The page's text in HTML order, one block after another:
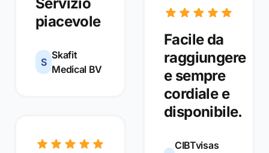
piacevole
S
Skafit
Medical BV
Facile da
raggiungere
e sempre
cordiale e
disponibile.
CIBTvisas